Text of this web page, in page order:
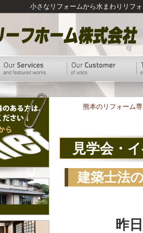
小さなリフォームから水まわりリフ
熊本のリフォーム
見学会・
建築士法
昨